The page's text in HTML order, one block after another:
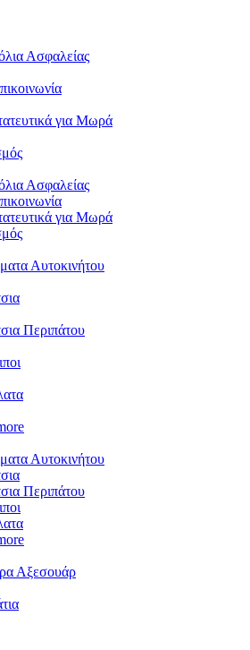
Ασφαλείας
για Μωρά
Ασφαλείας
για Μωρά
Αυτοκινήτου
Περιπάτου
Αυτοκινήτου
Περιπάτου
Αξεσουάρ